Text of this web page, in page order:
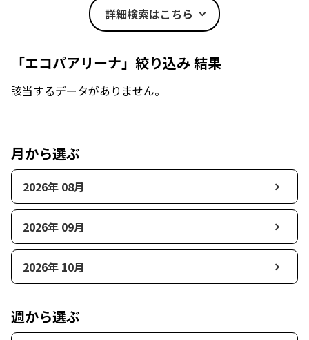
詳細検索はこちら
「エコパアリーナ」絞り込み 結果
該当するデータがありません。
月から選ぶ
2026年 08月
2026年 09月
2026年 10月
週から選ぶ